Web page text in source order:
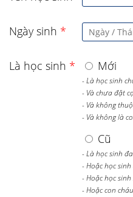
Ngày sinh *
Là học sinh * Mới
- Là học sinh
- Và chưa đặt
- Và không
- Và không là
Cũ
- Là học sinh
- Hoặc học
- Hoặc học
- Hoặc con